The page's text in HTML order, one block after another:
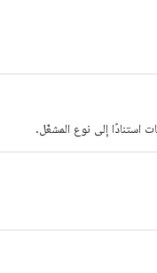
استنادًا إلى نوع المشغّل.